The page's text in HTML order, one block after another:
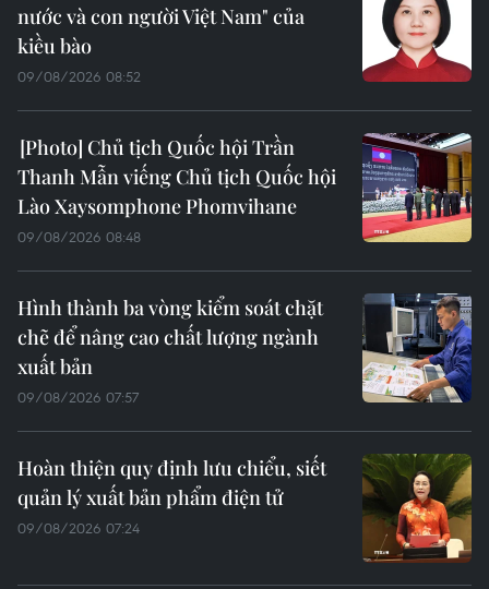
nước và con người Việt Nam" của
kiều bào
09/08/2026 08:52
Chủ tịch Quốc hội Trần
Thanh Mẫn viếng Chủ tịch Quốc hội
Lào Xaysomphone Phomvihane
09/08/2026 08:48
Hình thành ba vòng kiểm soát chặt
chẽ để nâng cao chất lượng ngành
xuất bản
09/08/2026 07:57
Hoàn thiện quy định lưu chiểu, siết
quản lý xuất bản phẩm điện tử
09/08/2026 07:24